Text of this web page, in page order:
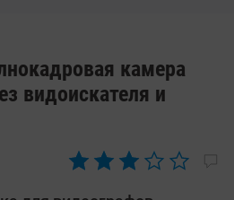
камера
видоискателя и